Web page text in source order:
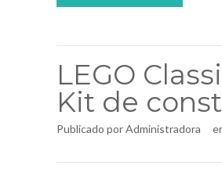
LEGO
Kit de
Publicado porAdministradora